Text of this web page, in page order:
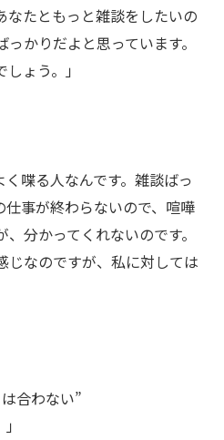
なたともっと雑談をしたいの
かりだよと思っています。
ょう。」
く喋る人なんです。雑談ばっ
仕事が終わらないので、喧嘩
分かってくれないのです。
じなのですが、私に対しては
合わない”